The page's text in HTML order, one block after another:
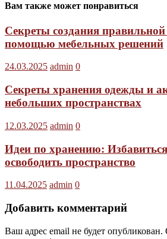
Вам также может понравиться
Секреты создания
помощью мебельных решений
24.03.2025 admin 0
Секреты хранения одежды и
небольших пространствах
12.03.2025 admin 0
Идеи по хранению:
освободить пространство
11.04.2025 admin 0
Добавить комментарий
Ваш адрес email не будет опубликован.